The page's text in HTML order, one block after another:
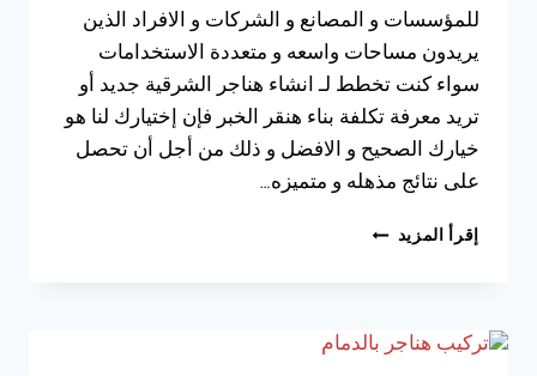
للمؤسسات و المصانع و الشركات و الافراد الذين
يريدون مساحات واسعه و متعددة الاستخدامات
سواء كنت تخطط لـ انشاء هناجر الشرقية جديد أو
تريد معرفة تكلفة بناء هنقر الخبر فإن إختيارك لنا هو
خيارك الصحيح و الافضل و ذلك من أجل أن تحصل
على نتائج مذهله و متميزه…
إقرأ المزيد بناء
0533038309
تكلفة